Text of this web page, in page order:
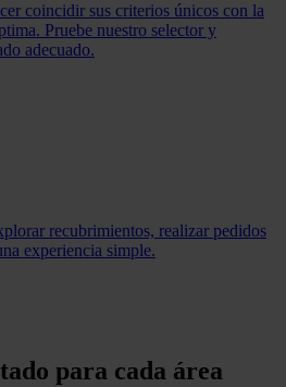
coincidir sus criterios únicos con la
Pruebe nuestro selector y
adecuado.
recubrimientos, realizar pedidos
experiencia simple.
para cada área